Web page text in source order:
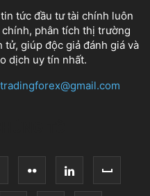
tức đầu tư tài chính luôn
phân tích thị trường
giúp độc giả đánh giá và
dịch uy tín nhất.